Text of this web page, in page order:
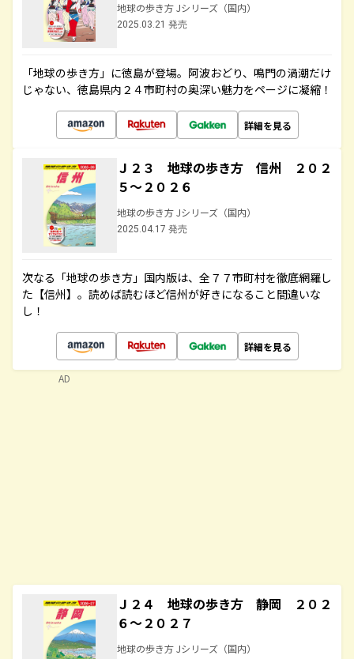
地球の歩き方 Jシリーズ（国内）
2025.03.21 発売
「地球の歩き方」に徳島が登場。阿波おどり、鳴門の渦潮だけ
じゃない、徳島県内２４市町村の奥深い魅力をページに凝縮！
詳細を見る
Ｊ２３ 地球の歩き方 信州 ２０２
５～２０２６
地球の歩き方 Jシリーズ（国内）
2025.04.17 発売
次なる「地球の歩き方」国内版は、全７７市町村を徹底網羅し
た【信州】。読めば読むほど信州が好きになること間違いな
し！
詳細を見る
Ｊ２４ 地球の歩き方 静岡 ２０２
６～２０２７
地球の歩き方 Jシリーズ（国内）
AD